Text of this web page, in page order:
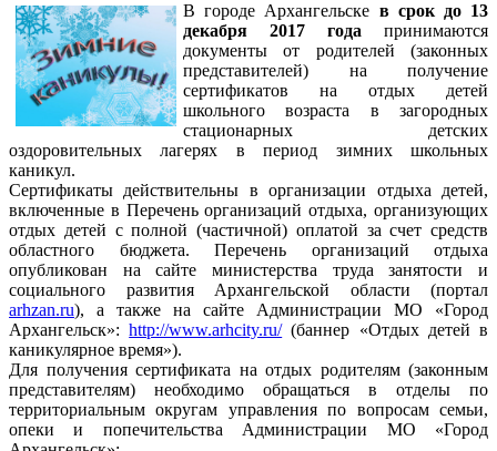
В городе Архангельске в срок до 13
декабря 2017 года принимаются
документы от родителей (законных
представителей) на получение
сертификатов на отдых детей
школьного возраста в загородных
стационарных детских
оздоровительных лагерях в период зимних школьных
каникул.
Сертификаты действительны в организации отдыха детей,
включенные в Перечень организаций отдыха, организующих
отдых детей с полной (частичной) оплатой за счет средств
областного бюджета. Перечень организаций отдыха
опубликован на сайте министерства труда занятости и
социального развития Архангельской области (портал
arhzan.ru), а также на сайте Администрации МО «Город
Архангельск»:http://www.arhcity.ru/(баннер «Отдых детей в
каникулярное время»).
Для получения сертификата на отдых родителям (законным
представителям) необходимо обращаться в отделы по
территориальным округам управления по вопросам семьи,
опеки и попечительства Администрации МО «Город